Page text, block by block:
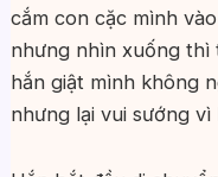
cắm con cặc mình
nhưng nhìn xuống thì
hắn giật mình không
nhưng lại vui sướng